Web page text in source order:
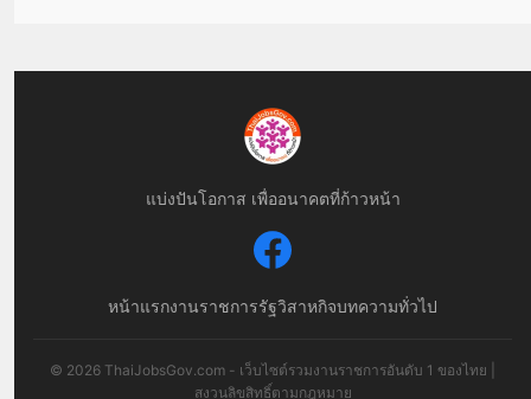
แบ่งปันโอกาส เพื่ออนาคตที่ก้าวหน้า
หน้าแรกงานราชการรัฐวิสาหกิจบทความทั่วไป
© 2026 ThaiJobsGov.com - เว็บไซต์รวมงานราชการอันดับ 1 ของไทย |
สงวนลิขสิทธิ์ตามกฎหมาย